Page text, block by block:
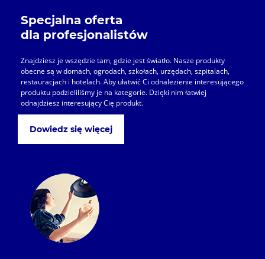
Specjalna oferta
dla profesjonalistów
Znajdziesz je wszędzie tam, gdzie jest światło. Nasze produkty
obecne są w domach, ogrodach, szkołach, urzędach, szpitalach,
restauracjach i hotelach. Aby ułatwić Ci odnalezienie interesującego
produktu podzieliliśmy je na kategorie. Dzięki nim łatwiej
odnajdziesz interesujący Cię produkt.
Dowiedz się więcej